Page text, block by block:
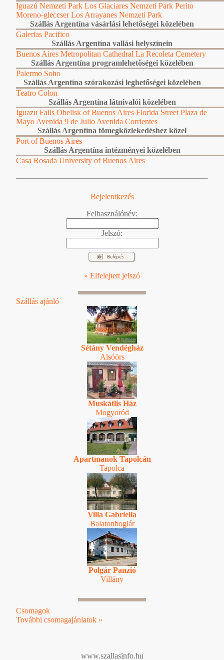
Iguazú Nemzeti Park Los Glaciares Nemzeti Park Perito
Moreno-gleccser Los Arrayanes Nemzeti Park
Szállás Argentína vásárlási lehetőségei közelében
Galerias Pacifico
Szállás Argentína vallási helyszínein
Buenos Aires Metropolitan Cathedral La Recoleta Cemetery
Szállás Argentína programlehetőségei közelében
Palermo Soho
Szállás Argentína szórakozási leghetőségei közelében
Teatro Colon
Szállás Argentína látnivalói közelében
Iguazu Falls Obelisk of Buenos Aires Florida Street Plaza de
Mayo Avenida 9 de Julio Avenida Corrientes
Szállás Argentína tömegközlekedéshez közel
Port of Buenos Aires
Szállás Argentína intézményei közelében
Casa Rosada University of Buenos Aires
Bejelentkezés
Felhasználónév:
Jelszó:
» Elfelejtett jelszó
Szállás ajánló
Sétány Vendégház
Alsóörs
Muskátlis Ház
Mogyoród
Apartmanok Tapolcán
Tapolca
Villa Gabriella
Balatonboglár
Polgár Panzió
Villány
Csomagok
További csomagajánlatok »
www.szallasinfo.hu